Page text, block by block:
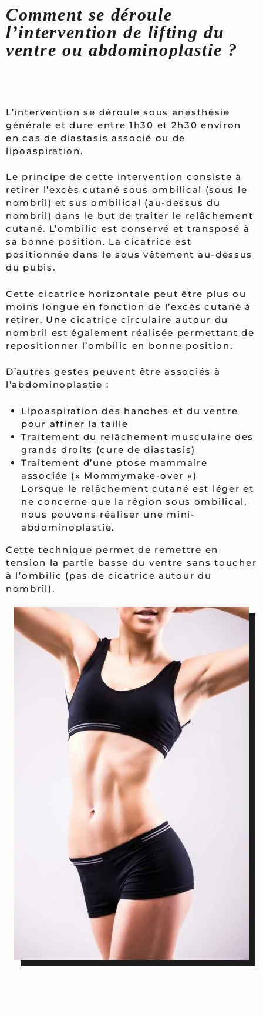
Comment se déroule
l’intervention de lifting du
ventre ou abdominoplastie ?
L’intervention se déroule sous anesthésie
générale et dure entre 1h30 et 2h30 environ
en cas de diastasis associé ou de
lipoaspiration.
Le principe de cette intervention consiste à
retirer l’excès cutané sous ombilical (sous le
nombril) et sus ombilical (au-dessus du
nombril) dans le but de traiter le relâchement
cutané. L’ombilic est conservé et transposé à
sa bonne position. La cicatrice est
positionnée dans le sous vêtement au-dessus
du pubis.
Cette cicatrice horizontale peut être plus ou
moins longue en fonction de l’excès cutané à
retirer. Une cicatrice circulaire autour du
nombril est également réalisée permettant de
repositionner l’ombilic en bonne position.
D’autres gestes peuvent être associés à
l’abdominoplastie :
Lipoaspiration des hanches et du ventre
pour affiner la taille
Traitement du relâchement musculaire des
grands droits (cure de diastasis)
Traitement d’une ptose mammaire
associée (« Mommymake-over »)
Lorsque le relâchement cutané est léger et
ne concerne que la région sous ombilical,
nous pouvons réaliser une mini-
abdominoplastie.
Cette technique permet de remettre en
tension la partie basse du ventre sans toucher
à l’ombilic (pas de cicatrice autour du
nombril).